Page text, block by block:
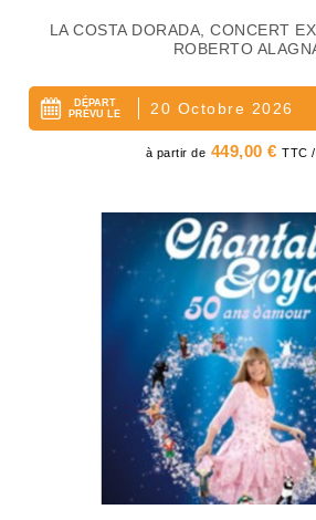
LA COSTA DORADA, CONCERT
ROBERTO
DÉPART
PRÉVU LE
20 Octobre 2026
Prix
à partir de 449,00 € TTC /